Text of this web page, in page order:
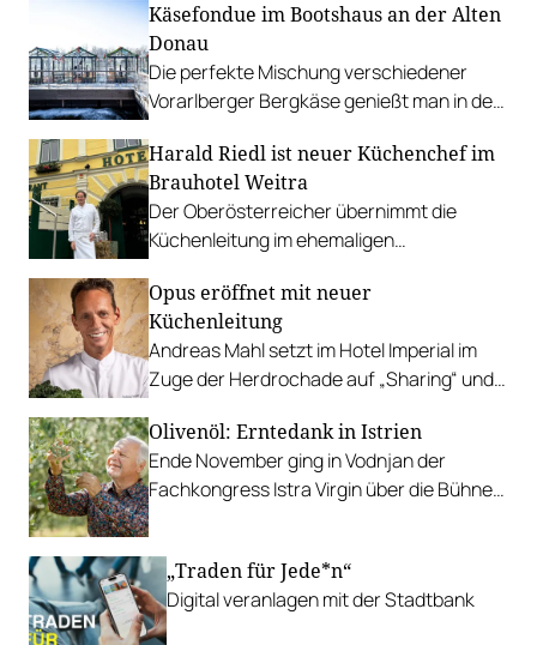
Käsefondue im Bootshaus an der Alten
Donau
Die perfekte Mischung verschiedener
Vorarlberger Bergkäse genießt man in der
Wasser.
Harald Riedl ist neuer Küchenchef im
Brauhotel Weitra
Der Oberösterreicher übernimmt die
Küchenleitung im ehemaligen
setzt auf regionale Degustationsmenüs.
Opus eröffnet mit neuer
Küchenleitung
Andreas Mahl setzt im Hotel Imperial im
Zuge der Herdrochade auf „Sharing“ und
Olivenöl: Erntedank in Istrien
Ende November ging in Vodnjan der
Fachkongress Istra Virgin über die Bühne:
„Traden für Jede*n“
Digital veranlagen mit der Stadtbank